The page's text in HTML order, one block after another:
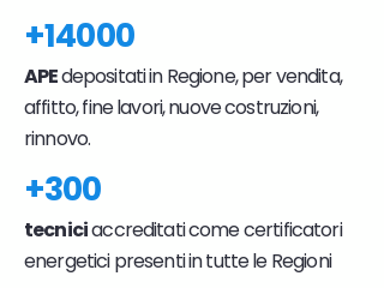
+14000
APEdepositati in Regione, per vendita,
affitto, fine lavori, nuove costruzioni,
rinnovo.
+300
tecniciaccreditati come certificatori
energetici presenti in tutte le Regioni